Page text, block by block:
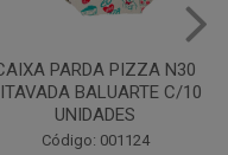
PAPEL TOALHA
NEUTRO 2R
Código: 000033